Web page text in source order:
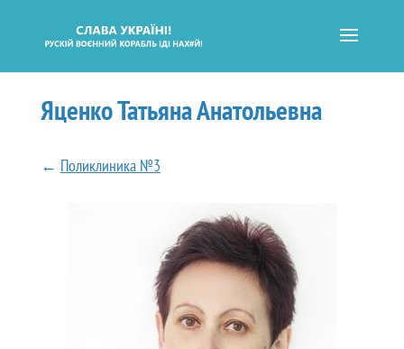
Яценко Татьяна Анатольевна
← Поликлиника №3